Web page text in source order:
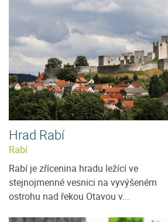
Hrad Rabí
Rabí
Rabí je zřícenina hradu ležící ve
stejnojmenné vesnici na vyvýšeném
ostrohu nad řekou Otavou v...